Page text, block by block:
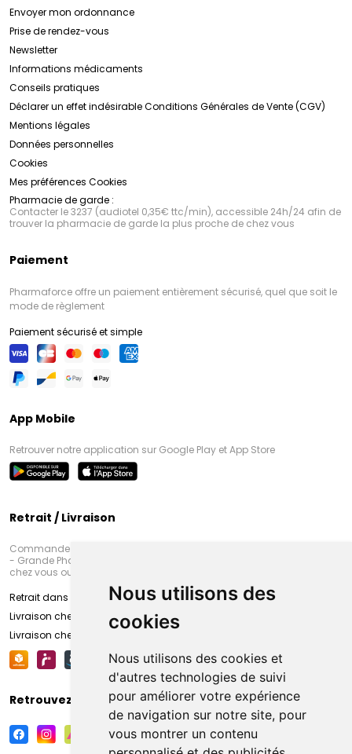
Nous utilisons des
cookies
Nous utilisons des cookies et
d'autres technologies de suivi
pour améliorer votre expérience
de navigation sur notre site, pour
vous montrer un contenu
Envoyer mon ordonnance
Prise de rendez-vous
Newsletter
Informations médicaments
Conseils pratiques
Déclarer un effet indésirableConditions Générales de Vente (CGV)
Mentions légales
Données personnelles
Cookies
Mes préférences Cookies
Pharmacie de garde :
Contacter le 3237 (audiotel 0,35€ ttc/min), accessible 24h/24 afin de
trouver la pharmacie de garde la plus proche de chez vous
Paiement
Pharmaforce offre un paiement entièrement sécurisé, quel que soit le
mode de règlement
Paiement sécurisé et simple
App Mobile
Retrouver notre application sur Google Play et App Store
Retrait / Livraison
Commandez en ligne et venez chercher votre commande à Amiens
- Grande Pharmacie d’Amiens (Fachon) ou recevez-là rapidement
chez vous ou en point retrait
Retrait dans la pharmacie d’Amiens
Livraison chez vous
Livraison chez votre commerçant
Retrouvez-nous sur vos réseaux sociaux